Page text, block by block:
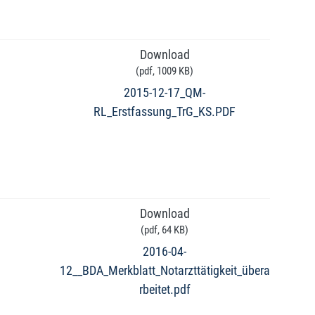
Download
(pdf, 1009 KB)
2015-12-17_QM-
RL_Erstfassung_TrG_KS.PDF
Download
(pdf, 64 KB)
2016-04-
12__BDA_Merkblatt_Notarzttätigkeit_übera
rbeitet.pdf